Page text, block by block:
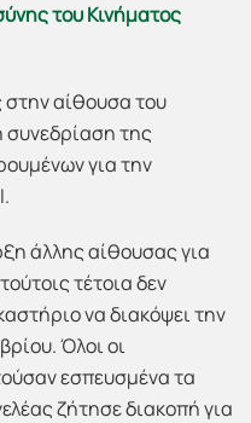
του Κινήματος
στην αίθουσα του
συνεδρίαση της
για την
άλλης αίθουσας για
τέτοια δεν
να διακόψει την
Όλοι οι
εσπευσμένα τα
ζήτησε διακοπή για